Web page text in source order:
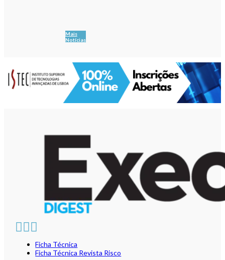
Mais
Notícias
Ficha Técnica
Ficha Técnica Revista Risco